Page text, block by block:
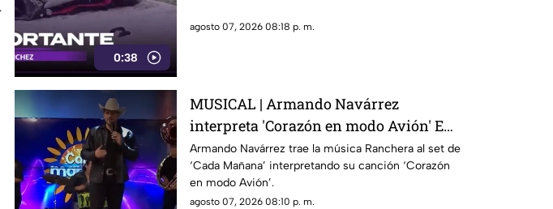
0:38
agosto 07, 2026 08:18 p. m.
MUSICAL | Armando Navárrez
interpreta 'Corazón en modo Avión' EN
VIVO
Armando Navárrez trae la música Ranchera al set de
‘Cada Mañana’ interpretando su canción ‘Corazón
en modo Avión’.
agosto 07, 2026 08:10 p. m.